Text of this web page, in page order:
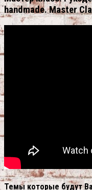
handmade. Master
Темы которые будут